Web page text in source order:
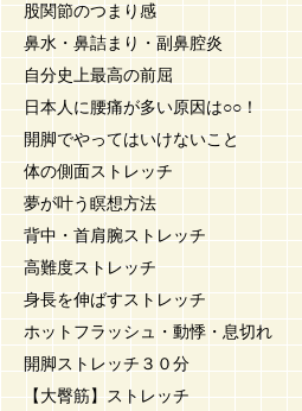
股関節のつまり感
鼻水・鼻詰まり・副鼻腔炎
自分史上最高の前屈
日本人に腰痛が多い原因は○○！
開脚でやってはいけないこと
体の側面ストレッチ
夢が叶う瞑想方法
背中・首肩腕ストレッチ
高難度ストレッチ
身長を伸ばすストレッチ
ホットフラッシュ・動悸・息切れ
開脚ストレッチ３０分
【大臀筋】ストレッチ